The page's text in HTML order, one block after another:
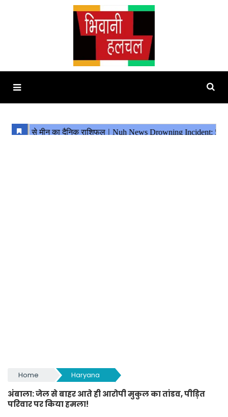
Home Haryana
अंबाला: जेल से बाहर आते ही आरोपी मुकुल का तांडव, पीड़ित
परिवार पर किया हमला!